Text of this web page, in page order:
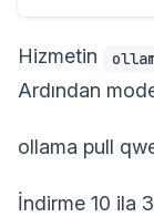
Hizmetin
Ardından
ollama pull
İndirme 10 ila